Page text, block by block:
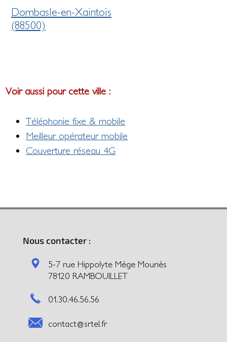
Dombasle-en-Xaintois
(88500)
Voir aussi pour cette ville :
Téléphonie fixe & mobile
Meilleur opérateur mobile
Couverture réseau 4G
Nous contacter :
5-7 rue Hippolyte Mège Mouriès
78120 RAMBOUILLET
01.30.46.56.56
contact@srtel.fr